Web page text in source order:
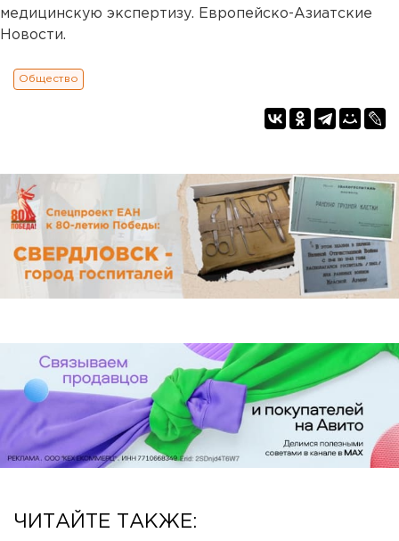
медицинскую экспертизу. Европейско-Азиатские
Новости.
Общество
ЧИТАЙТЕ ТАКЖЕ: